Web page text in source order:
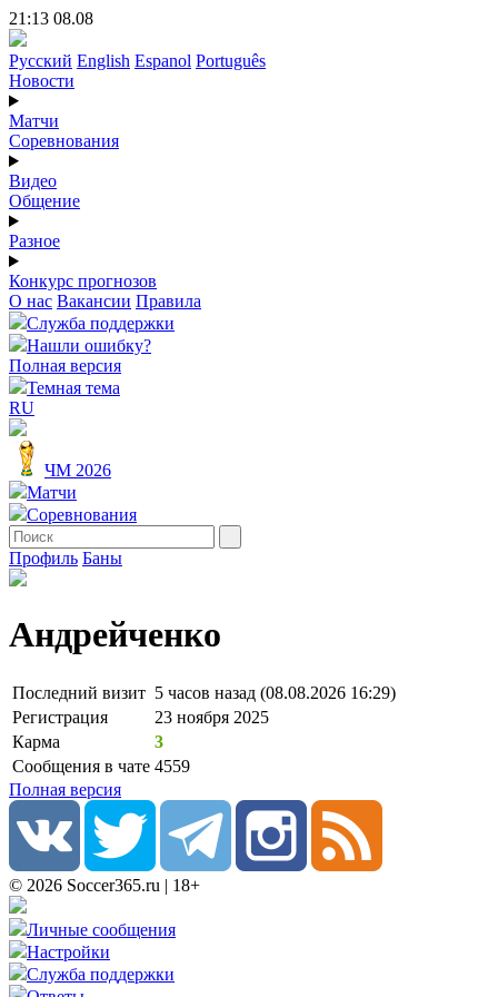
21:13 08.08
Русский English Espanol Português
Новости
Матчи
Соревнования
Видео
Общение
Разное
Конкурс прогнозов
О нас Вакансии Правила
Служба поддержки
Нашли ошибку?
Полная версия
Темная тема
RU
ЧМ 2026
Матчи
Соревнования
Профиль Баны
Андрейченко
Последний визит 5 часов назад (08.08.2026 16:29)
Регистрация
23 ноября 2025
Карма
3
Сообщения в чате 4559
Полная версия
© 2026 Soccer365.ru | 18+
Личные сообщения
Настройки
Служба поддержки